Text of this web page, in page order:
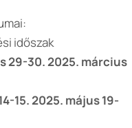
időszak
29-30. 2025. március
15. 2025. május 19-